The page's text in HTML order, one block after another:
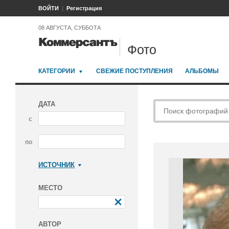
ВОЙТИ Регистрация
08 АВГУСТА, СУББОТА
Фото
КАТЕГОРИИ СВЕЖИЕ ПОСТУПЛЕНИЯ АЛЬБОМЫ
ДАТА
с
по
ИСТОЧНИК
МЕСТО
АВТОР